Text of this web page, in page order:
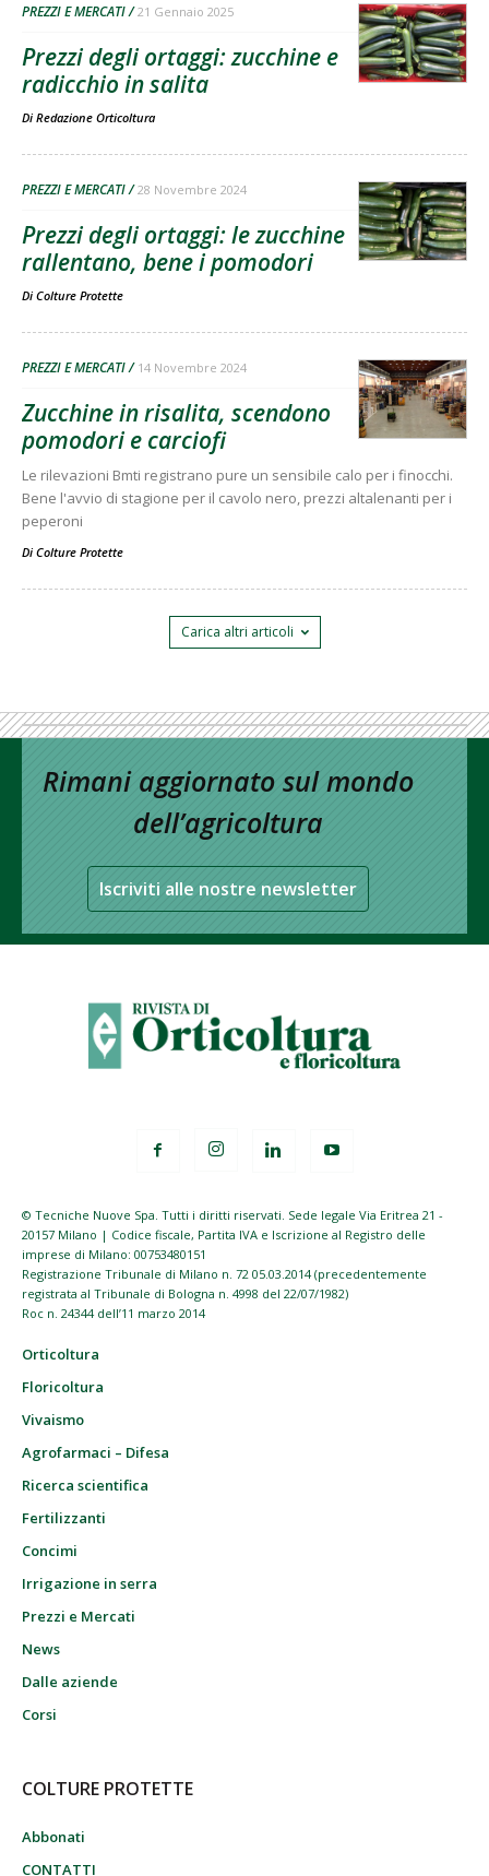
PREZZI E MERCATI 21 Gennaio 2025
Prezzi degli ortaggi: zucchine e
radicchio in salita
Di Redazione Orticoltura
PREZZI E MERCATI 28 Novembre 2024
Prezzi degli ortaggi: le zucchine
rallentano, bene i pomodori
Di Colture Protette
PREZZI E MERCATI 14 Novembre 2024
Zucchine in risalita, scendono
pomodori e carciofi
Le rilevazioni Bmti registrano pure un sensibile calo per i finocchi.
Bene l'avvio di stagione per il cavolo nero, prezzi altalenanti per i
peperoni
Di Colture Protette
Carica altri articoli
Rimani aggiornato sul mondo
dell’agricoltura
Iscriviti alle nostre newsletter
© Tecniche Nuove Spa. Tutti i diritti riservati. Sede legale Via Eritrea 21 -
20157 Milano | Codice fiscale, Partita IVA e Iscrizione al Registro delle
imprese di Milano: 00753480151
Registrazione Tribunale di Milano n. 72 05.03.2014 (precedentemente
registrata al Tribunale di Bologna n. 4998 del 22/07/1982)
Roc n. 24344 dell’11 marzo 2014
Orticoltura
Floricoltura
Vivaismo
Agrofarmaci – Difesa
Ricerca scientifica
Fertilizzanti
Concimi
Irrigazione in serra
Prezzi e Mercati
News
Dalle aziende
Corsi
COLTURE PROTETTE
Abbonati
CONTATTI